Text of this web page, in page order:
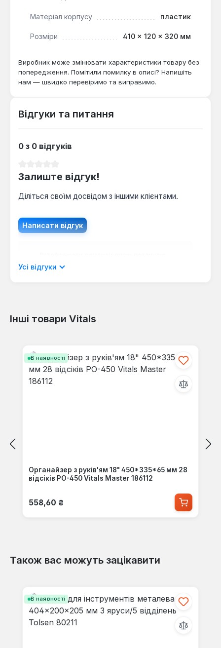
захисту від механічних пошкоджень.
Спеціалізоване призначення:
Розроблений
гарантуючи ідеальне прилягання та фіксацію.
міцною та ергономічною рукояттю для
комфортного перенесення.
Захист від зовнішніх факторів:
інструменту.
які використовують перфоратор Vitals Professional
безпечне зберігання в майстерні та надійне
транспортування на будівельні об'єкти.
Матеріал корпусу пластик
Розміри 410 × 120 × 320 мм
Виробник може змінювати характеристики товару без
попередження. Помітили помилку в описі? Напишіть
нам — швидко перевіримо та виправимо.
Відгуки та питання
0 з 0 відгуків
Залиште відгук!
Діліться своїм досвідом з іншими клієнтами.
Написати відгук
мовою.
Відгуків не знайдено. Поділіться
Усі відгуки
Інші товари Vitals
В наявності
Органайзер з руків'ям 18" 450*335*65 мм 28
відсіків PO-450 Vitals Master 186112
Звичайна ціна:
558,60 ₴
Також вас можуть зацікавити
В наявності